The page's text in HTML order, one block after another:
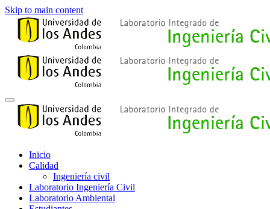
Skip to main content
Inicio
Calidad
Ingeniería civil
Laboratorio Ingeniería Civil
Laboratorio Ambiental